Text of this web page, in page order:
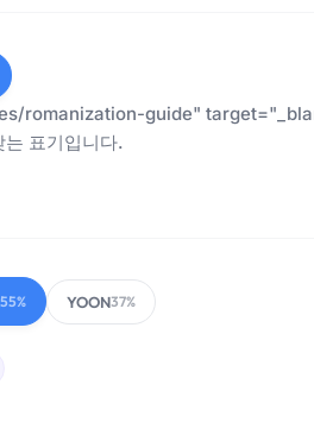
romanization-guide"
표기입니다.
55% YOON37%